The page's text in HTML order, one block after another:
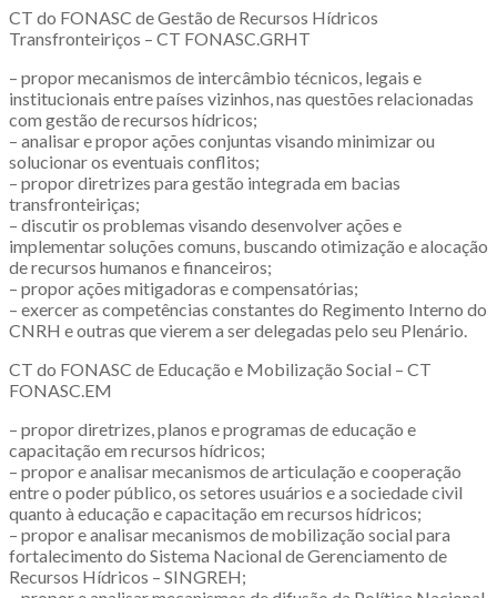
CT do FONASC de Gestão de Recursos Hídricos
Transfronteiriços – CT FONASC.GRHT
– propor mecanismos de intercâmbio técnicos, legais e
institucionais entre países vizinhos, nas questões relacionadas
com gestão de recursos hídricos;
– analisar e propor ações conjuntas visando minimizar ou
solucionar os eventuais conflitos;
– propor diretrizes para gestão integrada em bacias
transfronteiriças;
– discutir os problemas visando desenvolver ações e
implementar soluções comuns, buscando otimização e alocação
de recursos humanos e financeiros;
– propor ações mitigadoras e compensatórias;
– exercer as competências constantes do Regimento Interno do
CNRH e outras que vierem a ser delegadas pelo seu Plenário.
CT do FONASC de Educação e Mobilização Social – CT
FONASC.EM
– propor diretrizes, planos e programas de educação e
capacitação em recursos hídricos;
– propor e analisar mecanismos de articulação e cooperação
entre o poder público, os setores usuários e a sociedade civil
quanto à educação e capacitação em recursos hídricos;
– propor e analisar mecanismos de mobilização social para
fortalecimento do Sistema Nacional de Gerenciamento de
Recursos Hídricos – SINGREH;